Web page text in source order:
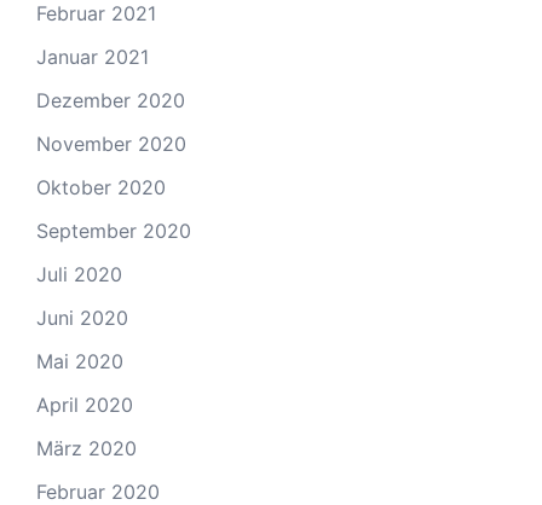
Februar 2021
Januar 2021
Dezember 2020
November 2020
Oktober 2020
September 2020
Juli 2020
Juni 2020
Mai 2020
April 2020
März 2020
Februar 2020